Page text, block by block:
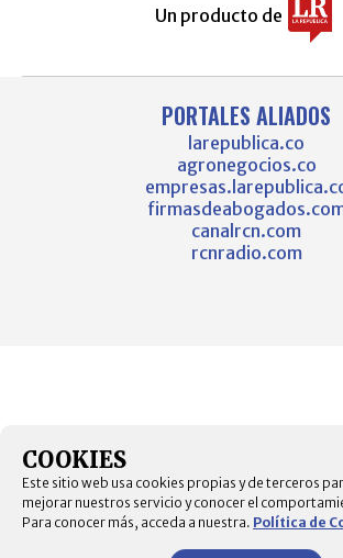
Un producto de
PORTALES ALIADOS
larepublica.co
agronegocios.co
canalrcn.com
rcnradio.com
COOKIES
Este sitio web usa cookies propias y de terceros
mejorar nuestros servicio y conocer el
Para conocer más, acceda a nuestra. Política de